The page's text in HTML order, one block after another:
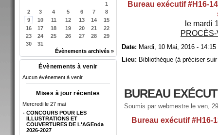
1
2
3 4 5 6 7
8
9
10 11 12 13 14
15
16
17 18 19 20 21
22
23
24 25 26 27 28
29
30
31
Évènements archivés »
Évènements à venir
Aucun évènement à venir
Mises à jour récentes
Mercredi le 27 mai
CONCOURS POUR LES
ILLUSTRATIONS ET
COUVERTURES DE L'AGEnda
2026-2027
Bureau exécutif #H16-
le mardi
Date: Mardi, 10 Mai, 2016 - 14:15
Lieu: Bibliothèque (à préciser
BUREAU
Soumis par webmestre le ven,
Bureau exécutif #H16-